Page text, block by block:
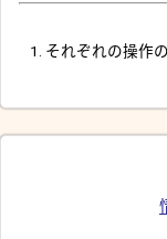
それぞれの操作